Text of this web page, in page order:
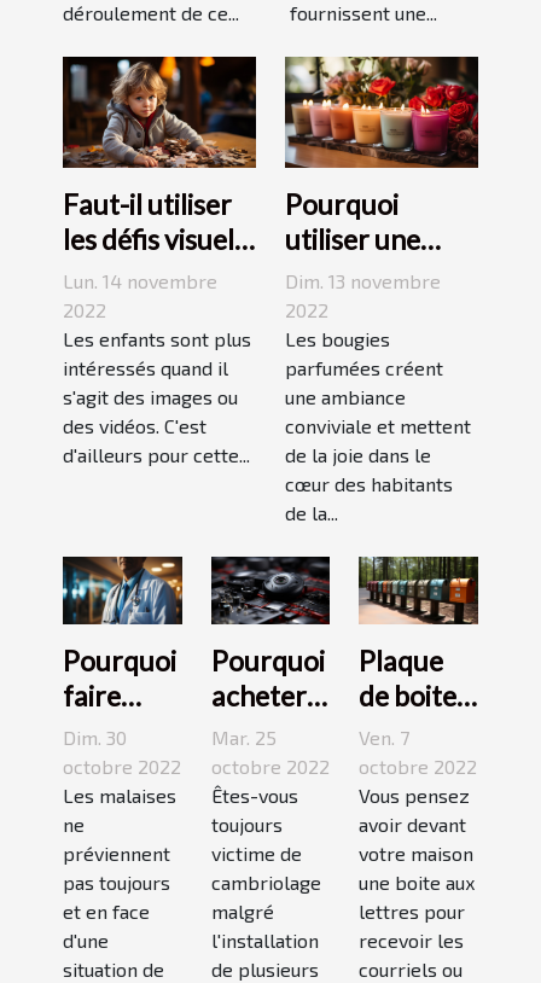
déroulement de ce...
fournissent une...
Faut-il utiliser
les défis visuels
pour enseigner
aux enfants ?
Lun. 14 novembre
2022
Les enfants sont plus
intéressés quand il
s'agit des images ou
des vidéos. C'est
d'ailleurs pour cette...
Pourquoi
utiliser une
bougie
parfumée?
Dim. 13 novembre
2022
Les bougies
parfumées créent
une ambiance
conviviale et mettent
de la joie dans le
cœur des habitants
de la...
Pourquoi
faire
appel à
une
maison
médicale
de garde
?
Dim. 30
octobre 2022
Les malaises
ne
préviennent
pas toujours
et en face
d'une
situation de
Pourquoi
acheter
une
caméra
espion ?
Mar. 25
octobre 2022
Êtes-vous
toujours
victime de
cambriolage
malgré
l'installation
de plusieurs
Plaque
de boite
aux
lettres :3
conseils
pour bien
choisir un
bon
modèle
Ven. 7
octobre 2022
Vous pensez
avoir devant
votre maison
une boite aux
lettres pour
recevoir les
courriels ou